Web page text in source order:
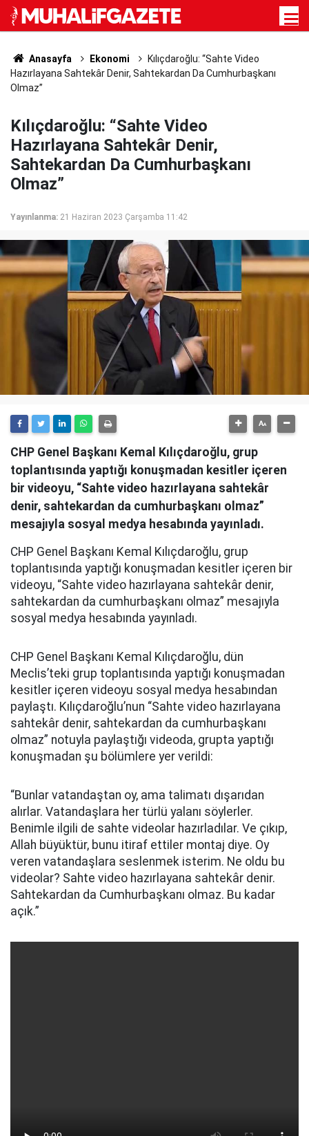
Anasayfa Ekonomi
Kılıçdaroğlu: “Sahte Video
Hazırlayana Sahtekâr Denir, Sahtekardan Da Cumhurbaşkanı
Olmaz”
Kılıçdaroğlu: “Sahte Video
Hazırlayana Sahtekâr Denir,
Sahtekardan Da Cumhurbaşkanı
Olmaz”
Yayınlanma: 21 Haziran 2023 Çarşamba 11:42
CHP Genel Başkanı Kemal Kılıçdaroğlu, grup
toplantısında yaptığı konuşmadan kesitler içeren
bir videoyu, “Sahte video hazırlayana sahtekâr
denir, sahtekardan da cumhurbaşkanı olmaz”
mesajıyla sosyal medya hesabında yayınladı.
CHP Genel Başkanı Kemal Kılıçdaroğlu, grup
toplantısında yaptığı konuşmadan kesitler içeren bir
videoyu, “Sahte video hazırlayana sahtekâr denir,
sahtekardan da cumhurbaşkanı olmaz” mesajıyla
sosyal medya hesabında yayınladı.
CHP Genel Başkanı Kemal Kılıçdaroğlu, dün
Meclis’teki grup toplantısında yaptığı konuşmadan
kesitler içeren videoyu sosyal medya hesabından
paylaştı. Kılıçdaroğlu’nun “Sahte video hazırlayana
sahtekâr denir, sahtekardan da cumhurbaşkanı
olmaz” notuyla paylaştığı videoda, grupta yaptığı
konuşmadan şu bölümlere yer verildi:
“Bunlar vatandaştan oy, ama talimatı dışarıdan
alırlar. Vatandaşlara her türlü yalanı söylerler.
Benimle ilgili de sahte videolar hazırladılar. Ve çıkıp,
Allah büyüktür, bunu itiraf ettiler montaj diye. Oy
veren vatandaşlara seslenmek isterim. Ne oldu bu
videolar? Sahte video hazırlayana sahtekâr denir.
Sahtekardan da Cumhurbaşkanı olmaz. Bu kadar
açık.”